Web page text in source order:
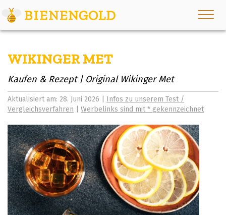
WIKINGER MET
Kaufen & Rezept | Original Wikinger Met
Aktualisiert am: 28. Juni 2026 | Infos zu unserem Test /
Vergleichsverfahren
Werbelinks sind mit * gekennzeichnet